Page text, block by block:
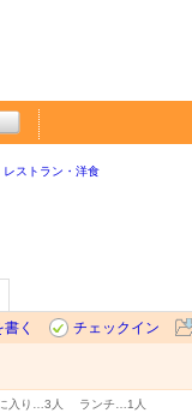
レストラン・洋食
く
チェックイン
入り… 3人 ランチ… 1人